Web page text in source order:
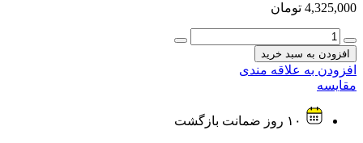
4,325,000 تومان
هدفون
بلوتوث
LENYES
مدل
LH76
عدد
افزودن به سبد خرید
افزودن به علاقه مندی
مقایسه
۱۰ روز ضمانت بازگشت